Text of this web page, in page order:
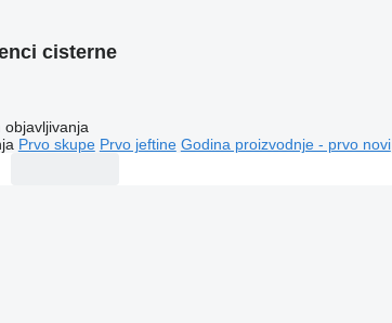
cisterne
objavljivanja
Prvo skupe Prvo jeftine Godina proizvodnje - prvo novi